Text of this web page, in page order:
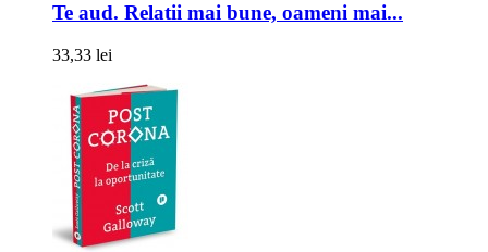
Te aud. Relatii mai bune, oameni mai...
33,33 lei